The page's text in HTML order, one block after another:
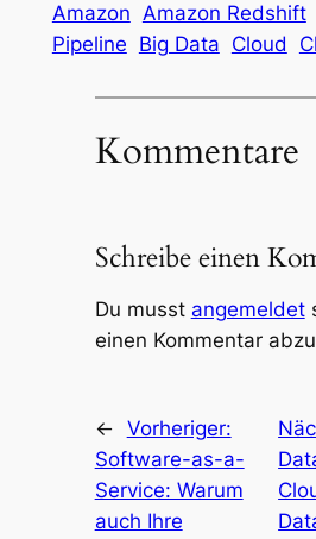
Amazon Amazon Redshift
Pipeline Big Data Cloud
Kommentare
Schreibe einen
Du musst angemeldet
einen Kommentar
← Vorheriger:
Software-as-a-
Service: Warum
auch Ihre